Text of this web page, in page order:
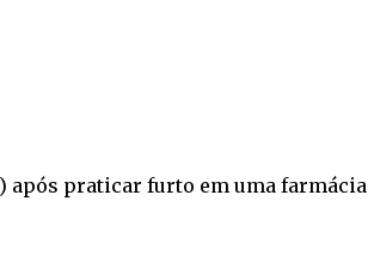
após praticar furto em uma farmácia